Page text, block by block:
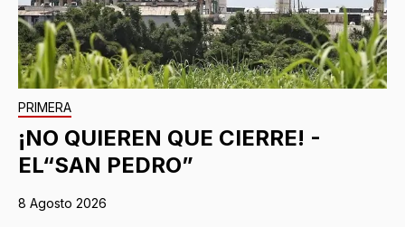
PRIMERA
¡NO QUIEREN QUE CIERRE! -
EL“SAN PEDRO”
8 Agosto 2026